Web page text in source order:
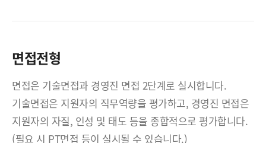
면접전형
면접은 기술면접과 경영진 면접 2단계로 실시합니다.
기술면접은 지원자의 직무역량을 평가하고, 경영진 면접은
지원자의 자질, 인성 및 태도 등을 종합적으로 평가합니다.
(필요 시 PT면접 등이 실시될 수 있습니다.)